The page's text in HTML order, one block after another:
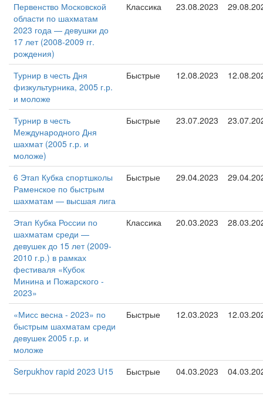
Первенство Московской
области по шахматам
2023 года — девушки до
17 лет (2008-2009 гг.
рождения)
Классика 23.08.2023
Турнир в честь Дня
физкультурника, 2005 г.р.
и моложе
Быстрые 12.08.2023
Турнир в честь
Международного Дня
шахмат (2005 г.р. и
моложе)
Быстрые 23.07.2023
6 Этап Кубка спортшколы
Раменское по быстрым
шахматам — высшая лига
Быстрые 29.04.2023
Этап Кубка России по
шахматам среди —
девушек до 15 лет (2009-
2010 г.р.) в рамках
фестиваля «Кубок
Минина и Пожарского -
2023»
Классика 20.03.2023
«Мисс весна - 2023» по
быстрым шахматам среди
девушек 2005 г.р. и
моложе
Быстрые 12.03.2023
Serpukhov rapid 2023 U15 Быстрые 04.03.2023